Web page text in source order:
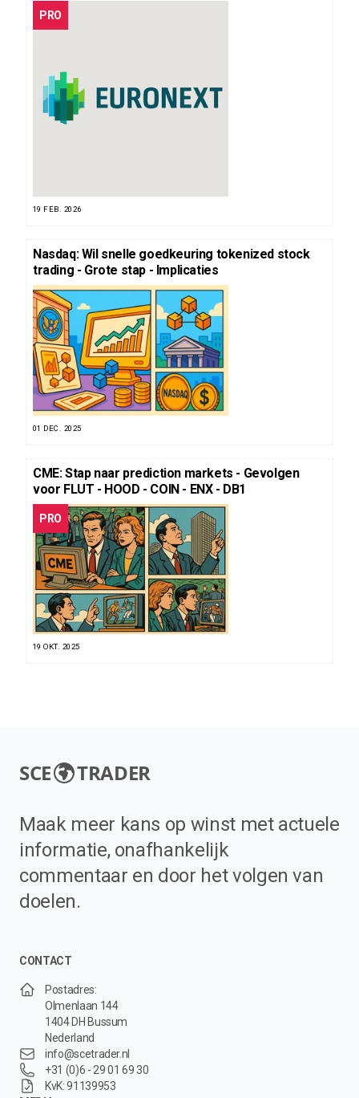
PRO
19 FEB. 2026
Nasdaq: Wil snelle goedkeuring tokenized stock
trading - Grote stap - Implicaties
01 DEC. 2025
CME: Stap naar prediction markets - Gevolgen
voor FLUT - HOOD - COIN - ENX - DB1
PRO
19 OKT. 2025
SCE TRADER
Maak meer kans op winst met actuele
informatie, onafhankelijk
commentaar en door het volgen van
doelen.
CONTACT
Postadres:
Olmenlaan 144
1404 DH Bussum
Nederland
info@scetrader.nl
+31 (0)6 - 29 01 69 30
KvK: 91139953